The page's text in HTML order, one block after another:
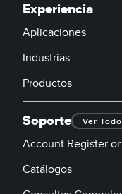
Experiencia
Aplicaciones
Industrias
Productos
Soporte Ver Todo
Account Register
Catálogos